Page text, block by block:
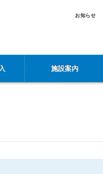
お知らせ
施設案内